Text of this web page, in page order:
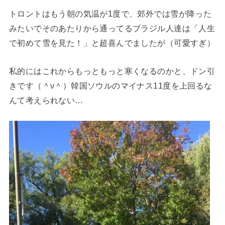
トロントはもう朝の気温が1度で、郊外では雪が降った
みたいでそのあたりから通ってるブラジル人達は「人生
で初めて雪を見た！」と超喜んでましたが（可愛すぎ）
私的にはこれからもっともっと寒くなるのかと、ドン引
きです（＾ν＾）韓国ソウルのマイナス11度を上回るな
んて考えられない…